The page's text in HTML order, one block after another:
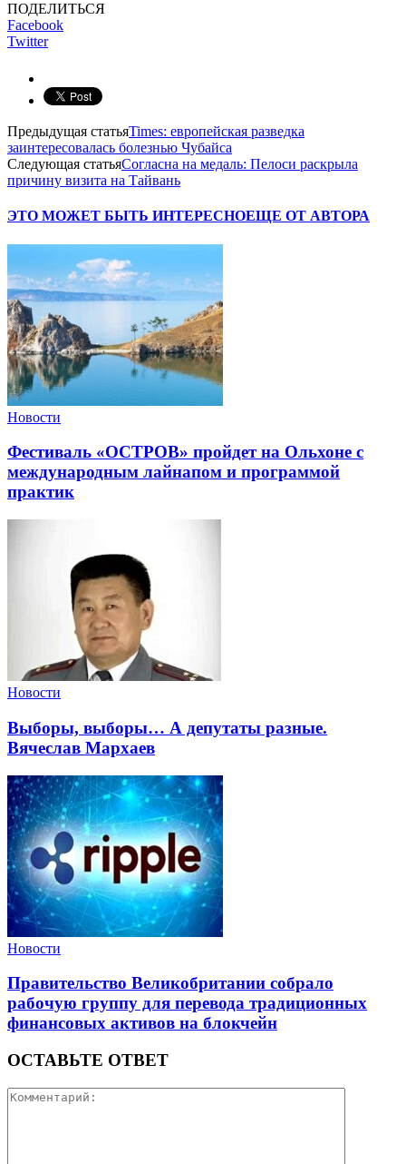
ПОДЕЛИТЬСЯ
Facebook
Twitter
Предыдущая статьяTimes: европейская разведка
заинтересовалась болезнью Чубайса
Следующая статьяСогласна на медаль: Пелоси раскрыла
причину визита на Тайвань
ЭТО МОЖЕТ БЫТЬ ИНТЕРЕСНОЕЩЕ ОТ АВТОРА
Новости
Фестиваль «ОСТРОВ» пройдет на Ольхоне с
международным лайнапом и программой
практик
Новости
Выборы, выборы… А депутаты разные.
Вячеслав Мархаев
Новости
Правительство Великобритании собрало
рабочую группу для перевода традиционных
финансовых активов на блокчейн
ОСТАВЬТЕ ОТВЕТ